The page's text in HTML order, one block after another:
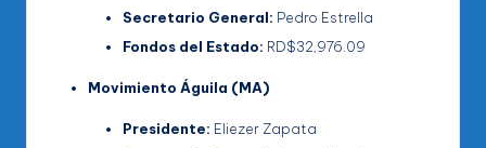
Secretario General: Pedro Estrella
Fondos del Estado: RD$32,976.09
Movimiento Águila (MA)
Presidente: Eliezer Zapata